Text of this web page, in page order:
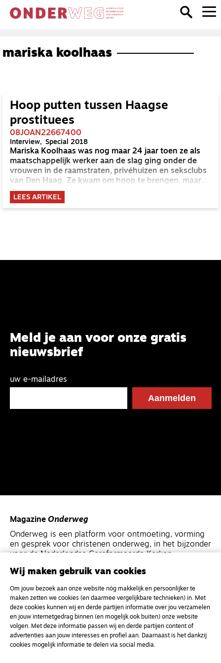
mariska koolhaas
Hoop putten tussen Haagse
prostituees
08JOAN22667400
Interview Special 2018
Mariska Koolhaas was nog maar 24 jaar toen ze als
maatschappelijk werker aan de slag ging onder de
vrouwen in de raamstraten, privéhuizen en seksclubs
van Den Haag. Ze kwam om hoop te brengen, maar
ontdekte dat de prostituees haar net zo goed hoop te
bieden hebben. ‘Sommige vrouwen kenden hele
psalmen uit hun hoofd.’
LEES ARTIKEL
Meld je aan voor onze gratis
nieuwsbrief
uw e-mailadres
Magazine Onderweg
Onderweg is een platform voor ontmoeting, vorming
en gesprek voor christenen onderweg, in het bijzonder
voor de Nederlandse Gereformeerde Kerken.
Kvk-nummer 33277063
NL46 INGB 0117 5827 86
info@onderwegonline.nl
Wij maken gebruik van cookies
Om jouw bezoek aan onze website nóg makkelijk en persoonlijker te
maken zetten we cookies (en daarmee vergelijkbare technieken) in. Met
deze cookies kunnen wij en derde partijen informatie over jou verzamelen
en jouw internetgedrag binnen (en mogelijk ook buiten) onze website
volgen. Met deze informatie passen wij en derde partijen content of
advertenties aan jouw interesses en profiel aan. Daarnaast is het dankzij
cookies mogelijk informatie te delen via social media.